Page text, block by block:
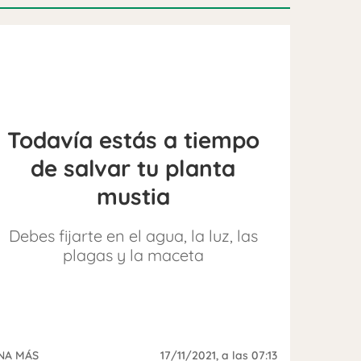
Todavía estás a tiempo
de salvar tu planta
mustia
Debes fijarte en el agua, la luz, las
plagas y la maceta
MÁS 17/11/2021, a las 07:13